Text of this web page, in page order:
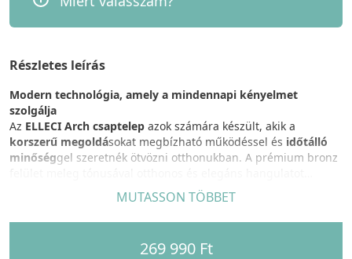
Részletes leírás
Modern technológia, amely a mindennapi kényelmet
szolgálja
Az ELLECI Arch csaptelep azok számára készült, akik a
korszerű megoldásokat megbízható működéssel és időtálló
minőséggel szeretnék ötvözni otthonukban. A prémium bronz
prémium anyaghasználat
kialakítás hosszú éveken át biztosítja a kényelmes használatot.
Ez a csaptelep nem csupán egy praktikus eszköz, hanem egy
MUTASSON TÖBBET
269 990 Ft